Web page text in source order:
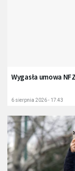
Wygasła umowa
6 sierpnia 2026 - 17:43